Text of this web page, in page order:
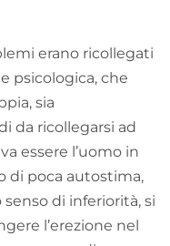
erano ricollegati
psicologica, che
sia
da ricollegarsi ad
essere l’uomo in
di poca autostima,
senso di inferiorità, si
l’erezione nel